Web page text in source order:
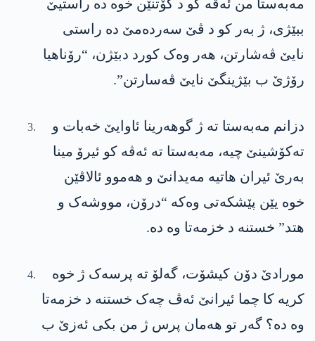
مەبەستا من ئەڤە کو د گۆتنێن خوە دە راستیێ
ببێژی، ژ بەر کو د ڤێ سەردەمێ دە راستی
نایێ ڤەشارتن، هەر وەک کورد دبێژن، “رۆناهیا
رۆژێ ب بێژینگێ نایێ ڤەسارتن”.
دزانم مەبەستا تە ژ گوهەرینا ئاوایێ خەبات و
تەکۆشینێ چیە، مەبەستا تە ئەڤە کو ئیرۆ مینا
بەرێ ئیران هاتیە مەیدانێ و هەموو ئالاڤێن
خوە یێن پێشکەتی وەکە “درۆن، مووشەک و
هتد” خستنە د خزمەتا وە دە.
مورادێ دۆن کیشۆت، گەلۆ تە پرسەک ژ خوە
کریە کا چما ئیرانێ ئەڤ چەک خستنە د خزمەتا
وە دە؟ گەر تو هەمان پرس ژ من بکی ئەزێ ب